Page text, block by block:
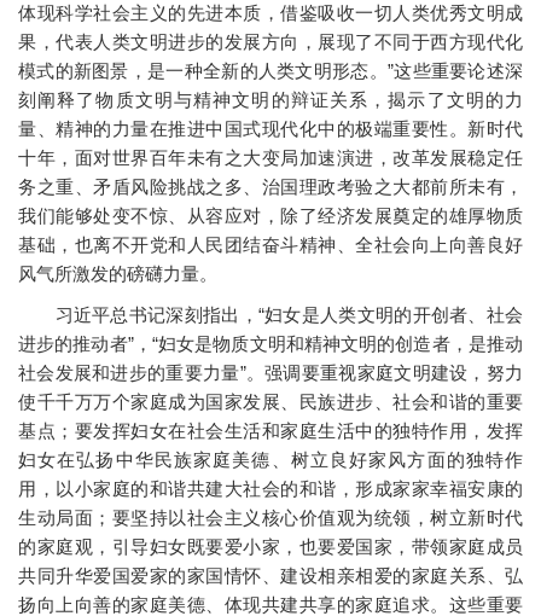
体现科学社会主义的先进本质，借鉴吸收一切人类优秀文明成
果，代表人类文明进步的发展方向，展现了不同于西方现代化
模式的新图景，是一种全新的人类文明形态。”这些重要论述深
刻阐释了物质文明与精神文明的辩证关系，揭示了文明的力
量、精神的力量在推进中国式现代化中的极端重要性。新时代
十年，面对世界百年未有之大变局加速演进，改革发展稳定任
务之重、矛盾风险挑战之多、治国理政考验之大都前所未有，
我们能够处变不惊、从容应对，除了经济发展奠定的雄厚物质
基础，也离不开党和人民团结奋斗精神、全社会向上向善良好
风气所激发的磅礴力量。
习近平总书记深刻指出，“妇女是人类文明的开创者、社会
进步的推动者”，“妇女是物质文明和精神文明的创造者，是推动
社会发展和进步的重要力量”。强调要重视家庭文明建设，努力
使千千万万个家庭成为国家发展、民族进步、社会和谐的重要
基点；要发挥妇女在社会生活和家庭生活中的独特作用，发挥
妇女在弘扬中华民族家庭美德、树立良好家风方面的独特作
用，以小家庭的和谐共建大社会的和谐，形成家家幸福安康的
生动局面；要坚持以社会主义核心价值观为统领，树立新时代
的家庭观，引导妇女既要爱小家，也要爱国家，带领家庭成员
共同升华爱国爱家的家国情怀、建设相亲相爱的家庭关系、弘
扬向上向善的家庭美德、体现共建共享的家庭追求。这些重要